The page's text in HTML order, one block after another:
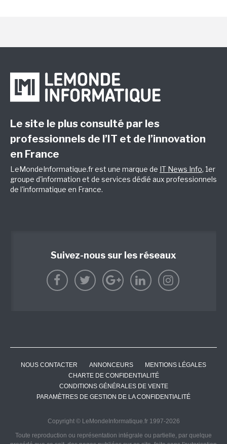
Le site le plus consulté par les
professionnels de l’IT et de l’innovation
en France
LeMondeInformatique.fr est une marque de IT News Info, 1er
groupe d'information et de services dédié aux professionnels
de l'informatique en France.
Suivez-nous sur les réseaux
NOUS CONTACTER ANNONCEURS
MENTIONS LÉGALES
CHARTE DE CONFIDENTIALITÉ
CONDITIONS GÉNÉRALES DE VENTE
PARAMÈTRES DE GESTION DE LA CONFIDENTIALITÉ
Copyright © LeMondeInformatique.fr 1997-2026
Toute reproduction ou représentation intégrale ou partielle, par quelque